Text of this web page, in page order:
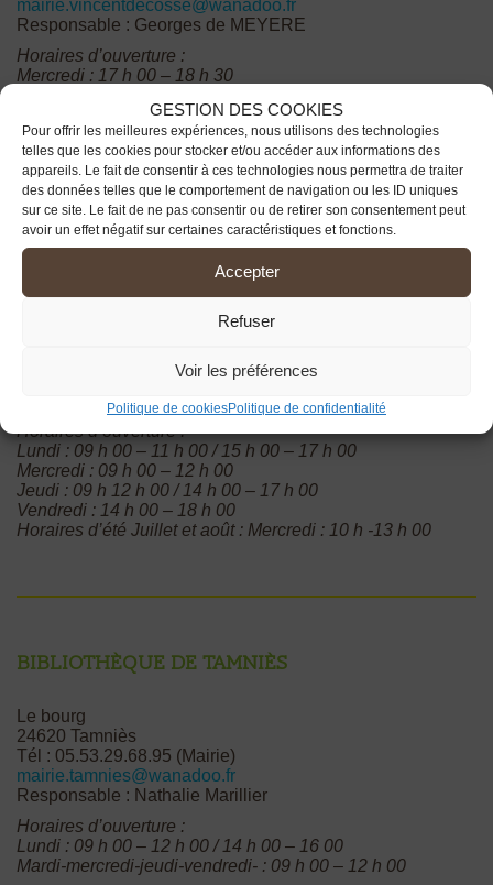
GESTION DES COOKIES
Pour offrir les meilleures expériences, nous utilisons des technologies
telles que les cookies pour stocker et/ou accéder aux informations des
appareils. Le fait de consentir à ces technologies nous permettra de traiter
des données telles que le comportement de navigation ou les ID uniques
sur ce site. Le fait de ne pas consentir ou de retirer son consentement peut
avoir un effet négatif sur certaines caractéristiques et fonctions.
Accepter
Refuser
Voir les préférences
Politique de cookiesPolitique de confidentialité
mairie.vincentdecosse@wanadoo.fr
Responsable : Georges de MEYERE
Horaires d’ouverture :
Mercredi : 17 h 00 – 18 h 30
Fermeture en Août –Bibliothèque accessible sur
demande.
Bibliothèque de Sainte Nathalène
bibliotheque-sainte-nathalene@wanadoo.fr
Responsable : Françoise Hustache
Horaires d’ouverture :
Lundi : 09 h 00 – 11 h 00 / 15 h 00 – 17 h 00
Mercredi : 09 h 00 – 12 h 00
Jeudi : 09 h 12 h 00 / 14 h 00 – 17 h 00
Vendredi : 14 h 00 – 18 h 00
Horaires d’été Juillet et août : Mercredi : 10 h -13 h 00
Bibliothèque de Tamniès
Le bourg
24620 Tamniès
Tél : 05.53.29.68.95 (Mairie)
mairie.tamnies@wanadoo.fr
Responsable : Nathalie Marillier
Horaires d’ouverture :
Lundi : 09 h 00 – 12 h 00 / 14 h 00 – 16 00
Mardi-mercredi-jeudi-vendredi- : 09 h 00 – 12 h 00